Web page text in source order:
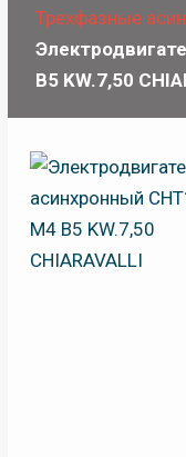
Трехфазные
B5 KW.7,50